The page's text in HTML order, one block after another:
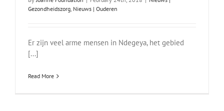
Gezondheidszorg, Nieuws | Ouderen
Er zijn veel arme mensen in Ndegeya, het gebied
[...]
Read More